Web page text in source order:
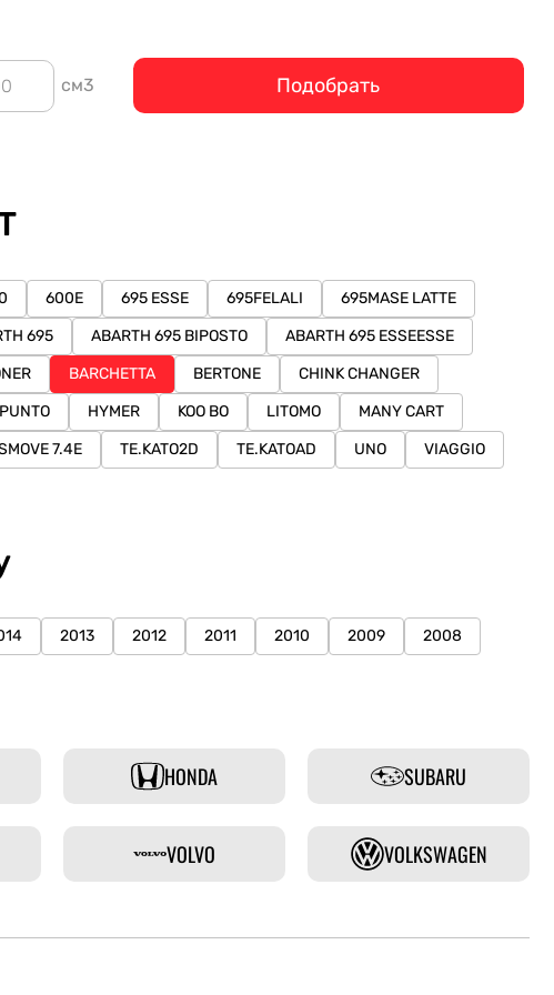
см3 Подобрать
600E 695 ESSE 695FELALI
695MASE LATTE
695 ABARTH 695 BIPOSTO
ABARTH 695 ESSEESSE
BARCHETTA BERTONE
CHINK CHANGER
HYMER KOO BO LITOMO
MANY CART
7.4E TE.KATO2D TE.KATOAD UNO
VIAGGIO
2013 2012 2011 2010 2009
2008
HONDA SUBARU
VOLVO VOLKSWAGEN